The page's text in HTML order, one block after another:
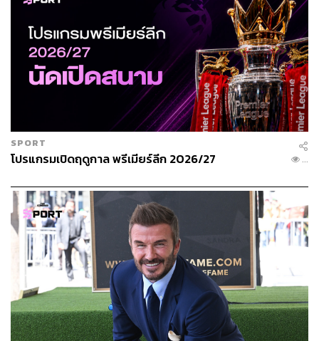
ทั้งนี้ ESPN รายงานต่อว่า เหตุผลหลักที่ทำให้ดีลดังกล่าวไม่
คืบหน้าคือ เรื่องของค่าตัวนักเตะที่บอร์ดบริหารของทัพเสือ
เหลืองยังไม่คิดที่จะลดราคาให้ เพราะส่วนหนึ่งทีมยังไม่มี
นโยบายปล่อยซานโชในช่วงนี้อยู่แล้ว
ในขณะที่แมนเชสเตอร์ ยูไนเต็ด เคยบอกกับดอร์ทมุนด์ไว้แล้ว
ว่า การตั้งค่าตัวของซานโชไว้ที่ 120 ล้านยูโรนั้น เป็นสิ่งที่ไม่
สอดคล้องกับสถานการณ์ที่โลกต้องเผชิญกับวิกฤตโควิด-19
แบบนี้ และหลายสโมสรก็ต้องมีความรัดกุมในการใช้เงิน ดัง
นั้นแมนเชสเตอร์ ยูไนเต็ด จึงมองว่าน่าจะเป็นเรื่องที่น่ายินดี
SPORT
โปรแกรมเปิดฤดูกาล พรีเมียร์ลีก 2026/27 ...